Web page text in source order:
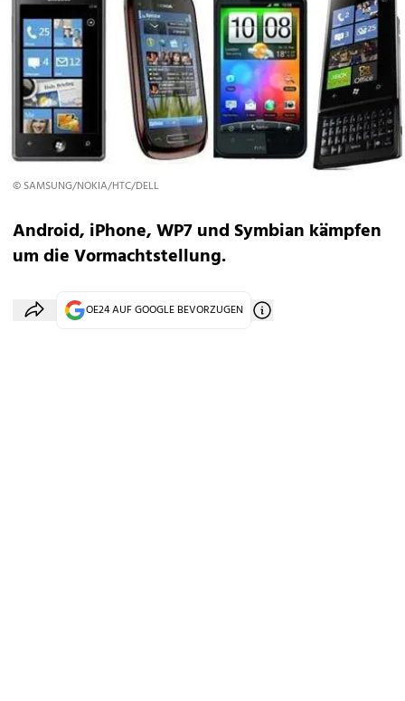
© SAMSUNG/NOKIA/HTC/DELL
Android, iPhone, WP7 und Symbian kämpfen
um die Vormachtstellung.
OE24 AUF GOOGLE BEVORZUGEN